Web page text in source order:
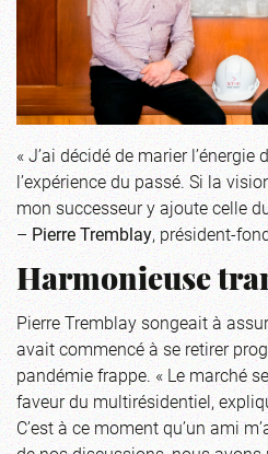
« J’ai décidé de marier l’énergie
l’expérience du passé. Si la
mon successeur y ajoute celle
–Pierre Tremblay, président-
Harmonieuse
Pierre Tremblay songeait à
avait commencé à se retirer
pandémie frappe. « Le marché
faveur du multirésidentiel,
C’est à ce moment qu’un ami